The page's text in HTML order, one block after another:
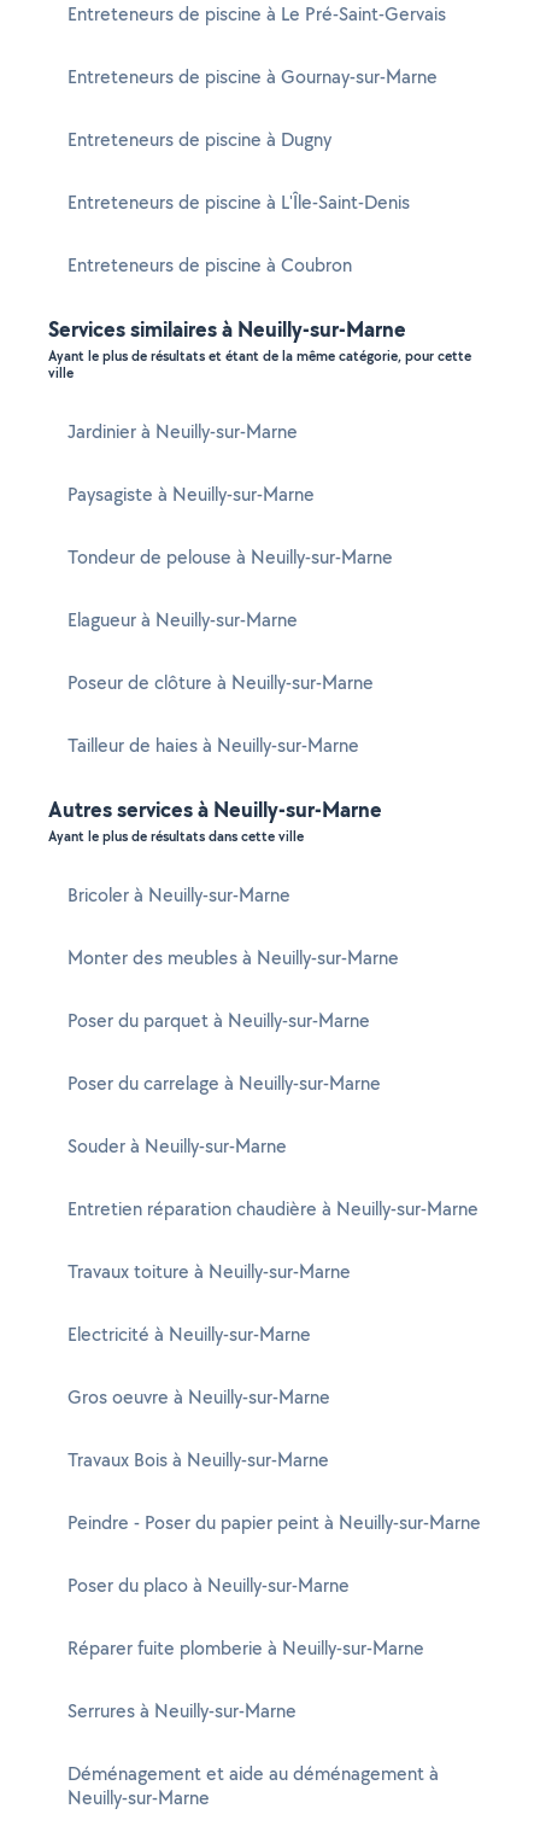
Entreteneurs de piscine à Le Pré-Saint-Gervais
Entreteneurs de piscine à Gournay-sur-Marne
Entreteneurs de piscine à Dugny
Entreteneurs de piscine à L'Île-Saint-Denis
Entreteneurs de piscine à Coubron
Services similaires à Neuilly-sur-Marne
Ayant le plus de résultats et étant de la même catégorie, pour cette
ville
Jardinier à Neuilly-sur-Marne
Paysagiste à Neuilly-sur-Marne
Tondeur de pelouse à Neuilly-sur-Marne
Elagueur à Neuilly-sur-Marne
Poseur de clôture à Neuilly-sur-Marne
Tailleur de haies à Neuilly-sur-Marne
Autres services à Neuilly-sur-Marne
Ayant le plus de résultats dans cette ville
Bricoler à Neuilly-sur-Marne
Monter des meubles à Neuilly-sur-Marne
Poser du parquet à Neuilly-sur-Marne
Poser du carrelage à Neuilly-sur-Marne
Souder à Neuilly-sur-Marne
Entretien réparation chaudière à Neuilly-sur-Marne
Travaux toiture à Neuilly-sur-Marne
Electricité à Neuilly-sur-Marne
Gros oeuvre à Neuilly-sur-Marne
Travaux Bois à Neuilly-sur-Marne
Peindre - Poser du papier peint à Neuilly-sur-Marne
Poser du placo à Neuilly-sur-Marne
Réparer fuite plomberie à Neuilly-sur-Marne
Serrures à Neuilly-sur-Marne
Déménagement et aide au déménagement à
Neuilly-sur-Marne